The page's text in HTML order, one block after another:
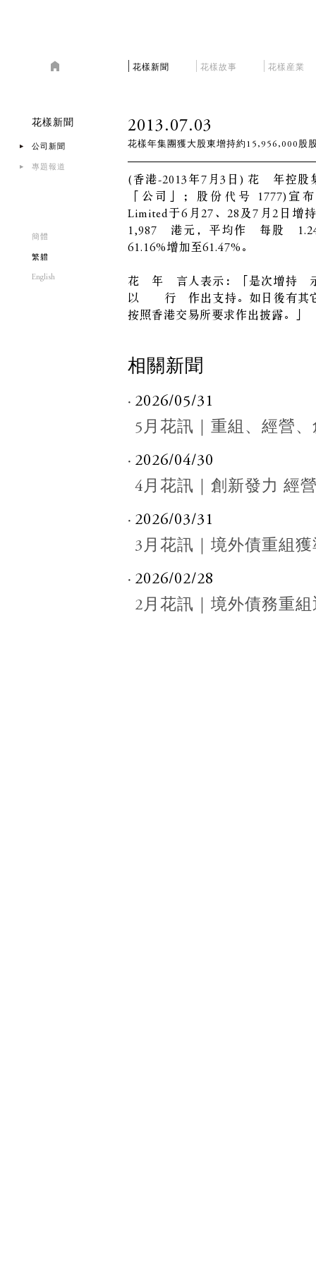
花樣新聞 花樣故事 花樣産業
花樣新聞
公司新聞
專題報道
簡體
繁軆
English
2013.07.03
花樣年集團獲大股東增持約15,956,000股
(香港-2013年7月3日) 花樣年控
「公司」；股份代号 1777)宣
Limited于6月27、28及7月2日增
1,987萬港元，平均作價每股約
61.16%增加至61.47%。
花樣年發言人表示：「是次增持
以實際行動作出支持。如日後有
按照香港交易所要求作出披露。」
相關新聞
2026/05/31
5月花訊｜重組、經營
2026/04/30
4月花訊｜創新發力 經
2026/03/31
3月花訊｜境外債重組
2026/02/28
2月花訊｜境外債務重組